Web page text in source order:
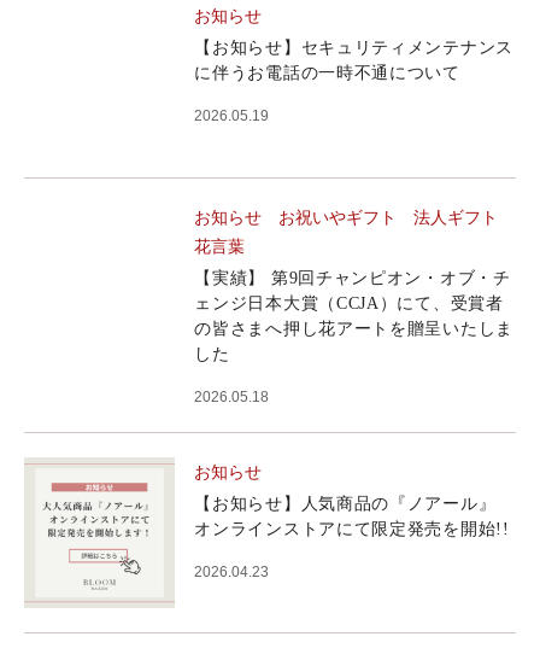
お知らせ
【お知らせ】セキュリティメンテナンス
に伴うお電話の一時不通について
2026.05.19
お知らせ お祝いやギフト
法人ギフト
花言葉
【実績】 第9回チャンピオン・オブ・チ
ェンジ日本大賞（CCJA）にて、受賞者
の皆さまへ押し花アートを贈呈いたしま
した
2026.05.18
お知らせ
【お知らせ】人気商品の『ノアール』
オンラインストアにて限定発売を開始!!
2026.04.23